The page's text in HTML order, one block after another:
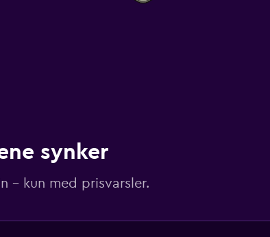
synker
– kun med prisvarsler.